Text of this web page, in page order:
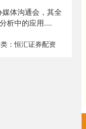
体沟通会，其全
析中的应用....
：恒汇证券配资